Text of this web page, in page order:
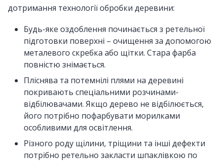
дотримання технології обробки деревини:
Будь-яке оздоблення починається з ретельної
підготовки поверхні – очищення за допомогою
металевого скребка або щітки. Стара фарба
повністю знімається.
Пліснява та потемнілі плями на деревині
покривають спеціальними розчинами-
відбілювачами. Якщо дерево не відбілюється,
його потрібно пофарбувати морилками
особливими для освітлення.
Різного роду щілини, тріщини та інші дефекти
потрібно ретельно закласти шпаклівкою по